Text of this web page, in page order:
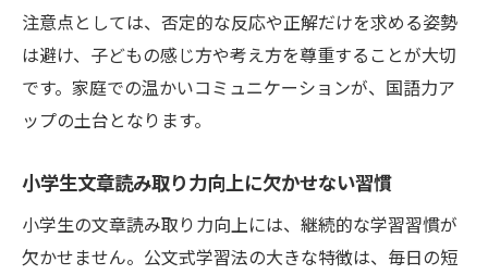
注意点としては、否定的な反応や正解だけを求める姿勢
は避け、子どもの感じ方や考え方を尊重することが大切
です。家庭での温かいコミュニケーションが、国語力ア
ップの土台となります。
小学生文章読み取り力向上に欠かせない習慣
小学生の文章読み取り力向上には、継続的な学習習慣が
欠かせません。公文式学習法の大きな特徴は、毎日の短